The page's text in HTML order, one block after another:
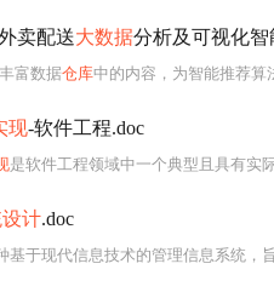
卖配送大数据分析及可视化
富数据仓库中的内容，为智能推荐算法提供
现-软件工程.doc
是软件工程领域中一个典型且具有实际应用价值的课题，其核心目标是通过信息化手段提升企业
计.doc
基于现代信息技术的管理信息系统，